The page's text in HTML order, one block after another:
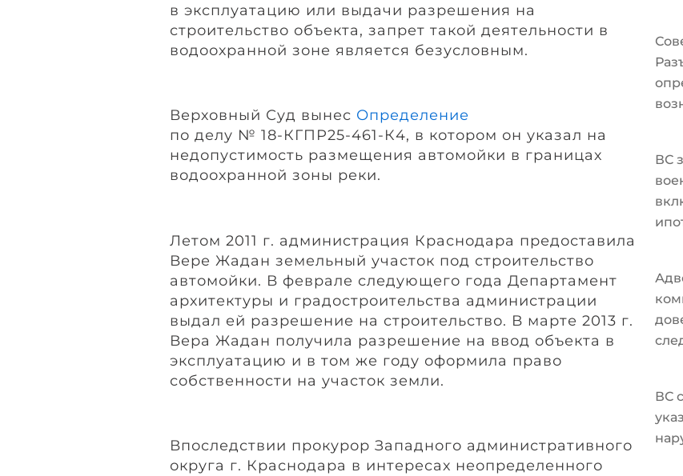
в эксплуатацию или выдачи разрешения на
строительство объекта, запрет такой деятельности в
водоохранной зоне является безусловным.
Верховный Суд вынес Определение
по делу № 18-КГПР25-461-К4, в котором он указал на
недопустимость размещения автомойки в границах
водоохранной зоны реки.
Летом 2011 г. администрация Краснодара предоставила
Вере Жадан земельный участок под строительство
автомойки. В феврале следующего года Департамент
архитектуры и градостроительства администрации
выдал ей разрешение на строительство. В марте 2013 г.
Вера Жадан получила разрешение на ввод объекта в
эксплуатацию и в том же году оформила право
собственности на участок земли.
Впоследствии прокурор Западного административного
округа г. Краснодара в интересах неопределенного
ВС
ВС